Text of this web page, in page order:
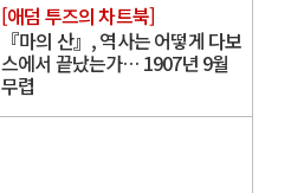
[애덤 투즈의 차트북]
『마의 산』, 역사는 어떻게 다보
스에서 끝났는가… 1907년 9월
무렵